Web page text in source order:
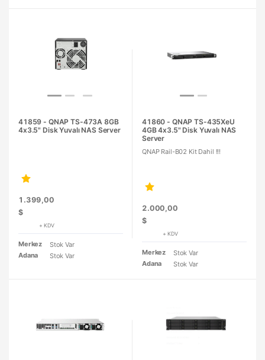
41859 - QNAP TS-473A 8GB
4x3.5" Disk Yuvalı NAS Server
1.399,00
$
+ KDV
Merkez
Stok Var
Adana
Stok Var
41860 - QNAP TS-435XeU
4GB 4x3.5" Disk Yuvalı NAS
Server
QNAP Rail-B02 Kit Dahil !!!
2.000,00
$
+ KDV
Merkez
Stok Var
Adana
Stok Var